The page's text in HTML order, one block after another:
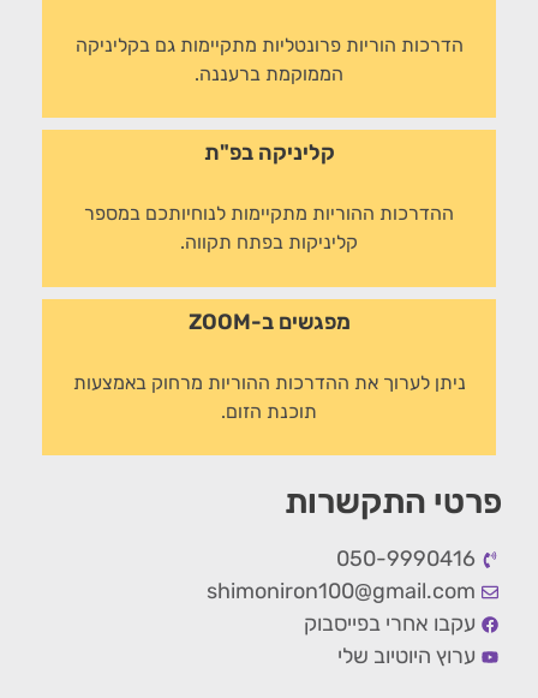
הדרכות הוריות פרונטליות מתקיימות גם בקליניקה
הממוקמת ברעננה.
קליניקה בפ"ת
ההדרכות ההוריות מתקיימות לנוחיותכם במספר
קליניקות בפתח תקווה.
מפגשים ב-ZOOM
ניתן לערוך את ההדרכות ההוריות מרחוק באמצעות
תוכנת הזום.
פרטי התקשרות
050-9990416
shimoniron100@gmail.com
עקבו אחרי בפייסבוק
ערוץ היוטיוב שלי